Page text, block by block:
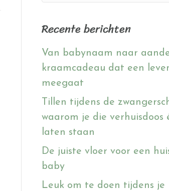
Recente berichten
Van babynaam naar
kraamcadeau dat een
meegaat
Tillen tijdens de
waarom je die verhuisdoos
laten staan
De juiste vloer voor een
baby
Leuk om te doen tijdens je